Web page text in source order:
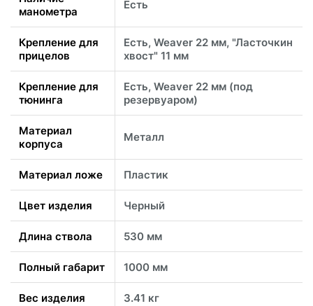
манометра
Есть
Крепление для
прицелов
Есть, Weaver 22 мм, "Ласточкин
хвост" 11 мм
Крепление для
тюнинга
Есть, Weaver 22 мм (под
резервуаром)
Материал
корпуса
Металл
Материал ложе Пластик
Цвет изделия Черный
Длина ствола 530 мм
Полный габарит 1000 мм
Вес изделия 3.41 кг